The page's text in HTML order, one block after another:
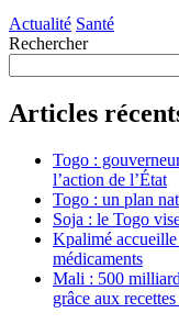
Actualité Santé
Rechercher
Articles
Togo :
l’action de l’État
Togo : un plan
Soja : le Togo
Kpalimé accueille
médicaments
Mali : 500
grâce aux